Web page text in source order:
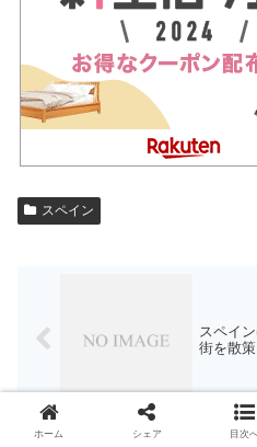
スペイン
スペイ
街を散策
ホーム シェア 目次